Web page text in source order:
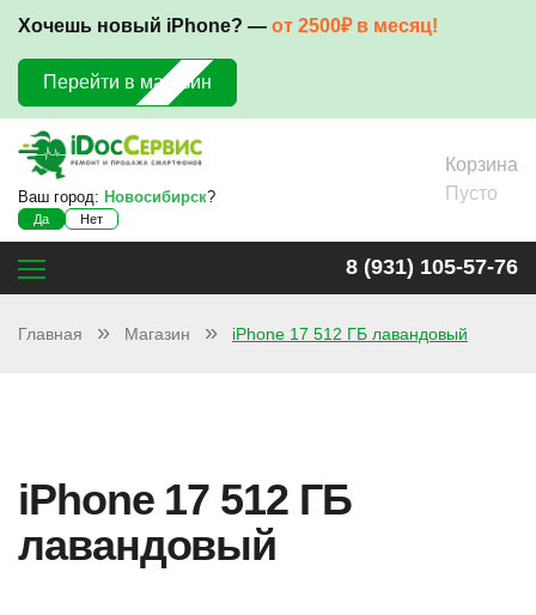
Хочешь новый iPhone? — от 2500₽ в месяц!
Перейти в магазин
Ваш город: Новосибирск?
Да Нет
Корзина
Пусто
8 (931) 105-57-76
Главная Магазин iPhone 17 512 ГБ лавандовый
iPhone 17 512 ГБ
лавандовый